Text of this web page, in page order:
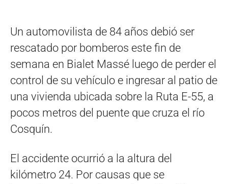
Un automovilista de 84 años debió ser
rescatado por bomberos este fin de
semana en Bialet Massé luego de perder el
control de su vehículo e ingresar al patio de
una vivienda ubicada sobre la Ruta E-55, a
pocos metros del puente que cruza el río
Cosquín.
El accidente ocurrió a la altura del
kilómetro 24. Por causas que se